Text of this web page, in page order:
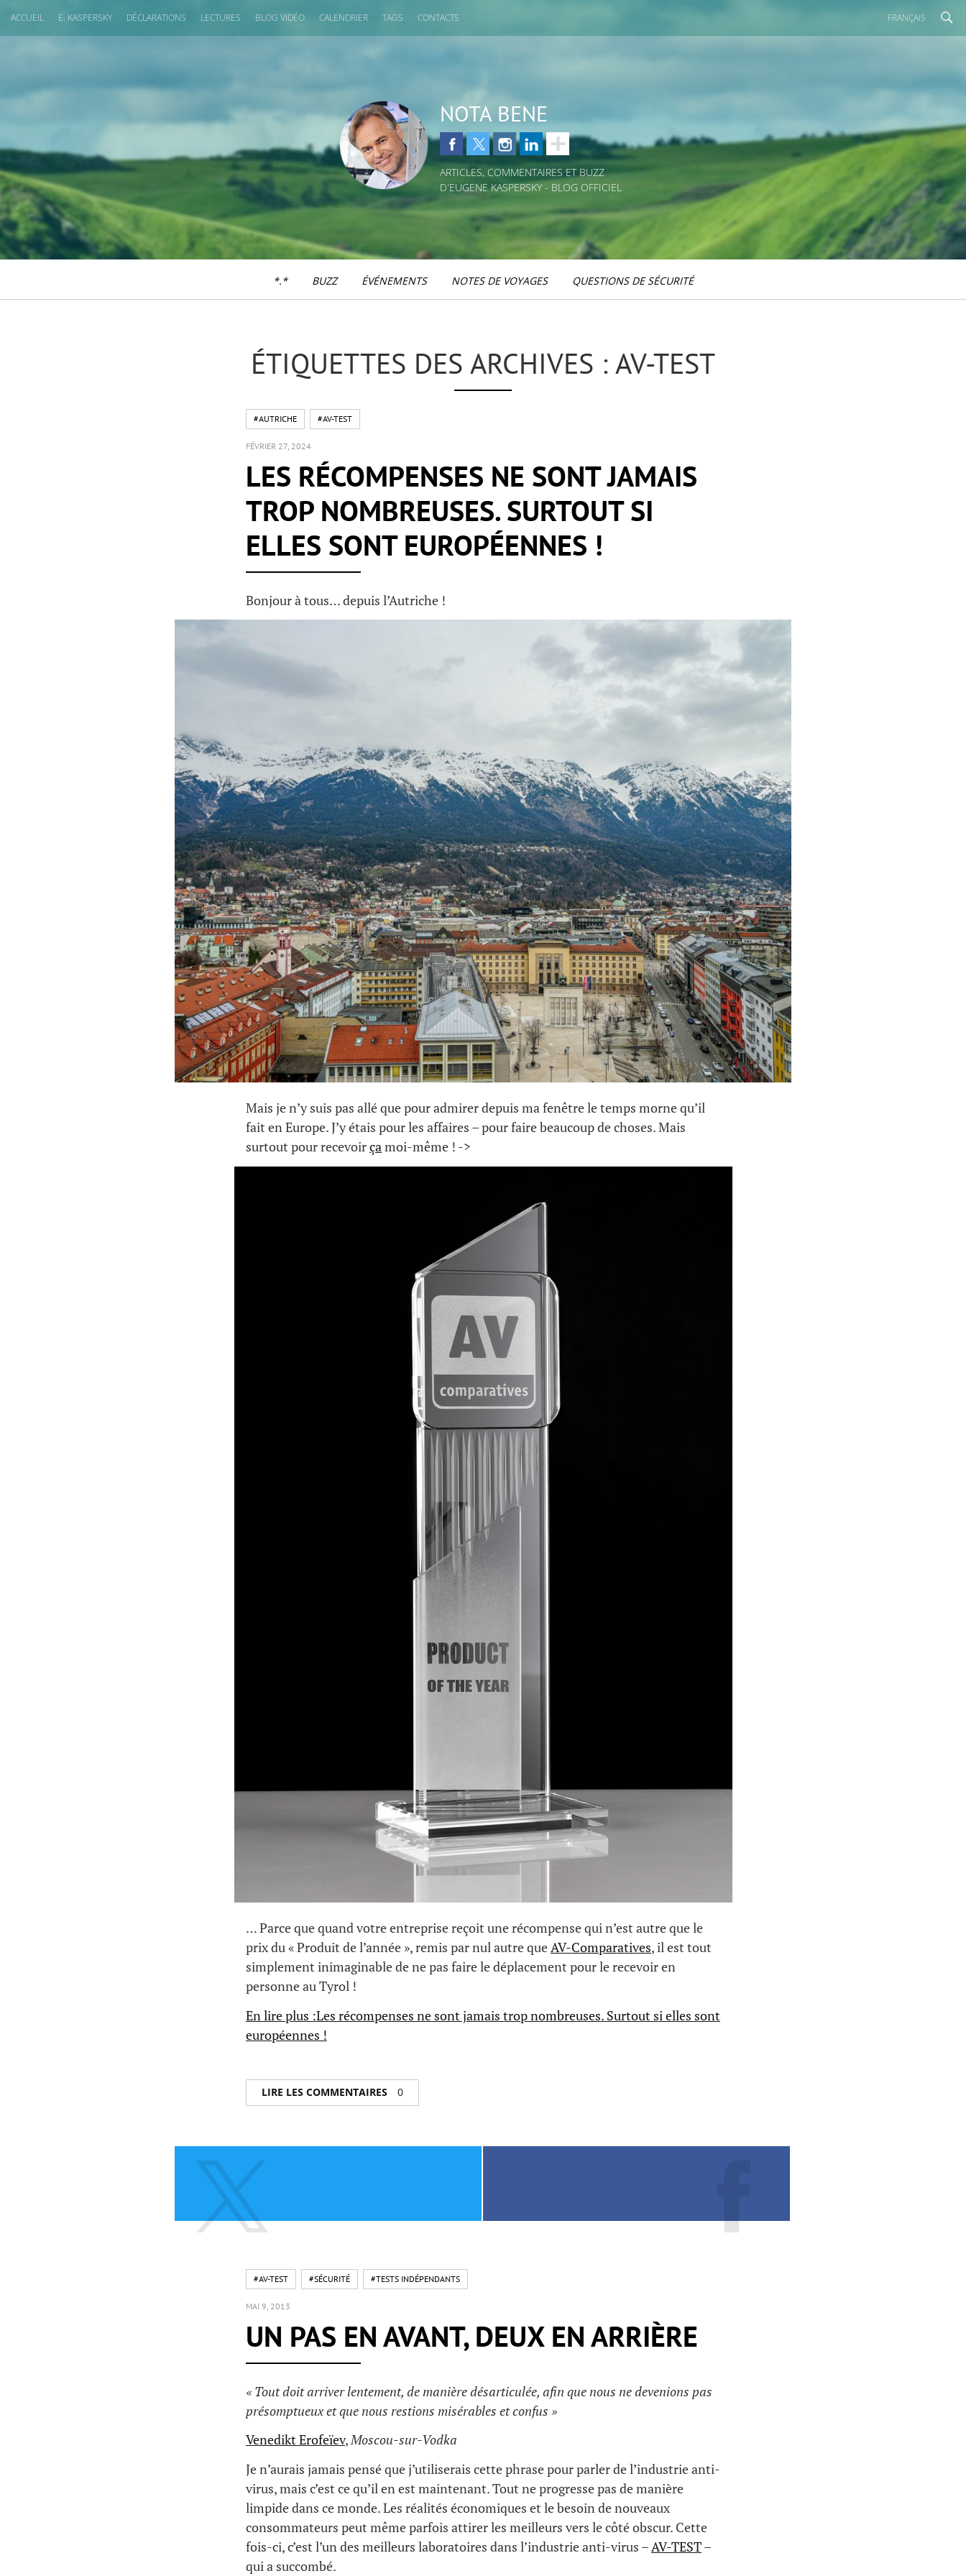
ACCUEIL E. KASPERSKY DÉCLARATIONS LECTURES BLOG VIDÉO CALENDRIER TAGS CONTACTS FRANÇAIS
NOTA BENE
ARTICLES, COMMENTAIRES ET BUZZ
D'EUGENE KASPERSKY - BLOG OFFICIEL
*.* BUZZ ÉVÉNEMENTS NOTES DE VOYAGES QUESTIONS DE SÉCURITÉ
ÉTIQUETTES DES ARCHIVES : AV-TEST
#AUTRICHE #AV-TEST
FÉVRIER 27, 2024
LES RÉCOMPENSES NE SONT JAMAIS
TROP NOMBREUSES. SURTOUT SI
ELLES SONT EUROPÉENNES !
Bonjour à tous… depuis l’Autriche !
Mais je n’y suis pas allé que pour admirer depuis ma fenêtre le temps morne qu’il
fait en Europe. J’y étais pour les affaires – pour faire beaucoup de choses. Mais
surtout pour recevoirçamoi-même ! ->
… Parce que quand votre entreprise reçoit une récompense qui n’est autre que le
prix du « Produit de l’année », remis par nul autre queAV-Comparatives, il est tout
simplement inimaginable de ne pas faire le déplacement pour le recevoir en
personne au Tyrol !
En lire plus :Les récompenses ne sont jamais trop nombreuses. Surtout si elles sont
européennes !
LIRE LES COMMENTAIRES 0
#AV-TEST #SÉCURITÉ #TESTS INDÉPENDANTS
MAI 9, 2013
UN PAS EN AVANT, DEUX EN ARRIÈRE
« Tout doit arriver lentement, de manière désarticulée, afin que nous ne devenions pas
présomptueux et que nous restions misérables et confus »
Venedikt Erofeïev,Moscou-sur-Vodka
Je n’aurais jamais pensé que j’utiliserais cette phrase pour parler de l’industrie anti-
virus, mais c’est ce qu’il en est maintenant. Tout ne progresse pas de manière
limpide dans ce monde. Les réalités économiques et le besoin de nouveaux
consommateurs peut même parfois attirer les meilleurs vers le côté obscur. Cette
fois-ci, c’est l’un des meilleurs laboratoires dans l’industrie anti-virus –AV-TEST–
qui a succombé.